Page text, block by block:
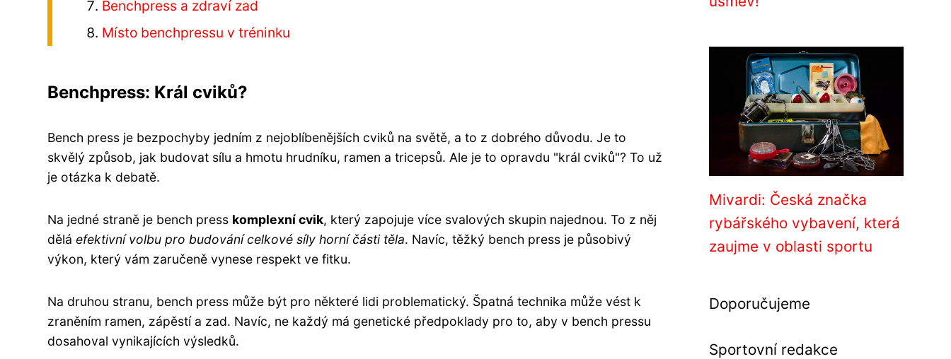
Benchpress a zdraví zad
Místo benchpressu v tréninku
Benchpress: Král cviků?
Bench press je bezpochyby jedním z nejoblíbenějších cviků na světě, a to z dobrého důvodu. Je to
skvělý způsob, jak budovat sílu a hmotu hrudníku, ramen a tricepsů. Ale je to opravdu "král cviků"? To už
je otázka k debatě.
Na jedné straně je bench press komplexní cvik, který zapojuje více svalových skupin najednou. To z něj
dělá efektivní volbu pro budování celkové síly horní části těla. Navíc, těžký bench press je působivý
výkon, který vám zaručeně vynese respekt ve fitku.
Na druhou stranu, bench press může být pro některé lidi problematický. Špatná technika může vést k
zraněním ramen, zápěstí a zad. Navíc, ne každý má genetické předpoklady pro to, aby v bench pressu
dosahoval vynikajících výsledků.
Mivardi: Česká značka
rybářského vybavení, která
zaujme v oblasti sportu
Doporučujeme
Sportovní redakce